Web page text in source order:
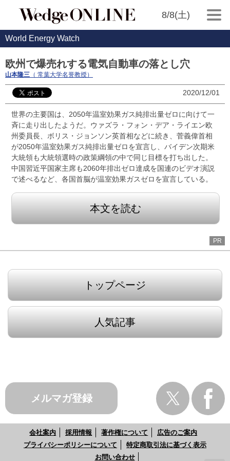
8/8(土)
World Energy Watch
欧州で爆売れする電気自動車の落とし穴
山本隆三 （ 常葉大学名誉教授）
2020/12/01
世界の主要国は、2050年温室効果ガス純排出量ゼロに向けて一
斉に走り出したようだ。ウァズラ・フォン・デア・ライエン欧
州委員長、ボリス・ジョンソン英首相などに続き、菅義偉首相
が2050年温室効果ガス純排出量ゼロを宣言し、バイデン次期米
大統領も大統領選時の政策綱領の中で同じ目標を打ち出した。
中国習近平国家主席も2060年排出ゼロ達成を国連のビデオ演説
で述べるなど、各国首脳が温室効果ガスゼロを宣言している。
本文を読む
PR
トップページ
人気記事
メルマガ登録
会社案内 採用情報 著作権について
広告のご案内
プライバシーポリシーについて
特定商取引法に基づく表示
お問い合わせ